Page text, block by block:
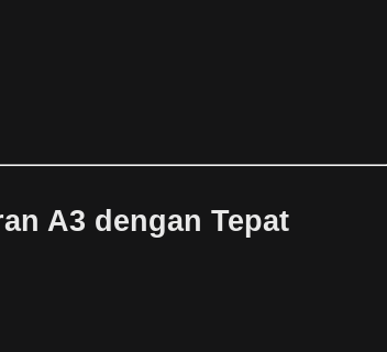
A3 dengan Tepat